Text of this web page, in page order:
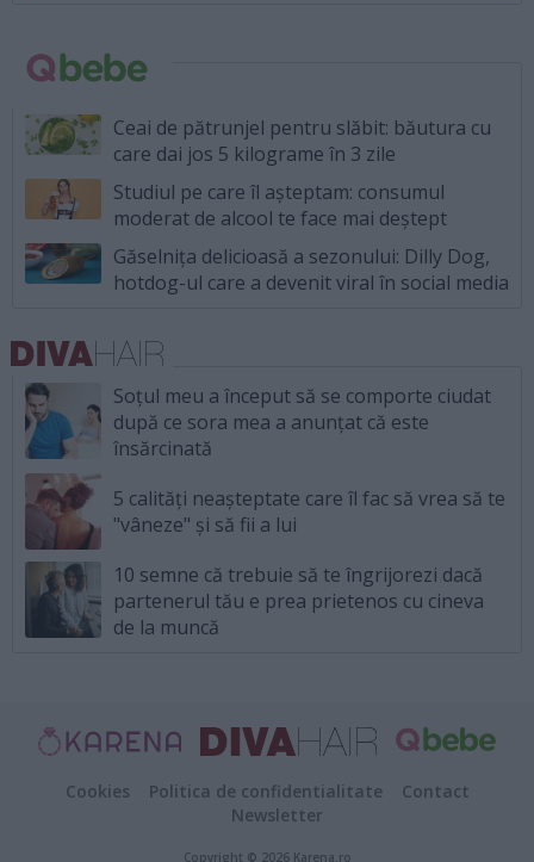
Ceai de pătrunjel pentru slăbit: băutura cu
care dai jos 5 kilograme în 3 zile
Studiul pe care îl așteptam: consumul
moderat de alcool te face mai deștept
Găselnița delicioasă a sezonului: Dilly Dog,
hotdog-ul care a devenit viral în social media
Soțul meu a început să se comporte ciudat
după ce sora mea a anunțat că este
însărcinată
5 calități neașteptate care îl fac să vrea să te
"vâneze" și să fii a lui
10 semne că trebuie să te îngrijorezi dacă
partenerul tău e prea prietenos cu cineva
de la muncă
Cookies Politica de confidentialitate
Contact
Newsletter
Copyright © 2026 Karena.ro